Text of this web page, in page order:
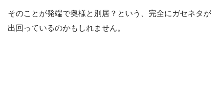
そのことが発端で奥様と別居？という、完全にガセネタが
出回っているのかもしれません。